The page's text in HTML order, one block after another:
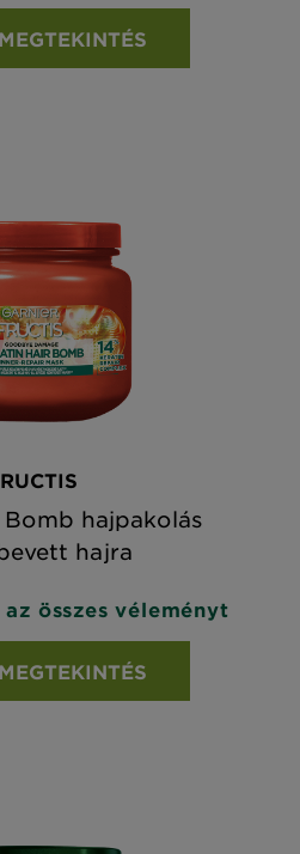
hajpakolás
hajra
az összes véleményt